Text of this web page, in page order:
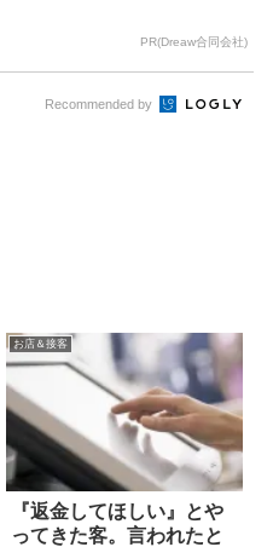
PR(Dreaw合同会社)
Recommended by
お店＆接客
『返金してほしい』とや
ってきた客。言われたと